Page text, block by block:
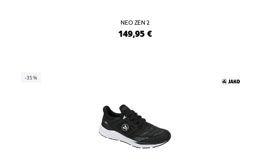
NEO ZEN 2
149,95 €
-35%